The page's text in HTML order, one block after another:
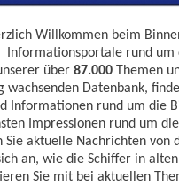
Willkommen beim
Informationsportale rund
über87.000 Themen
wachsenden Datenbank,
Informationen rund um die
Impressionen rund um
Sie aktuelle Nachrichten von
an, wie die Schiffer in
Sie mit bei aktuellen